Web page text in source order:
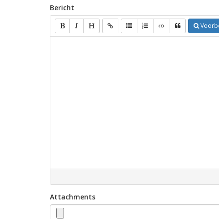
Bericht
Attachments